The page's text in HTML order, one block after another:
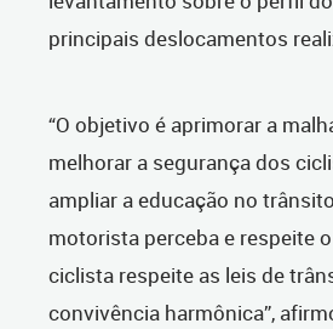
principais deslocamentos
“O objetivo é aprimorar a
melhorar a segurança dos
ampliar a educação no
motorista perceba e respeite
ciclista respeite as leis de
convivência harmônica”,